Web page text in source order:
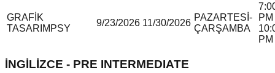
GRAFİK
TASARIM PSY
9/23/2026 11/30/2026
PAZARTESİ-
ÇARŞAMBA
PM
PM
İNGİLİZCE - PRE INTERMEDIATE